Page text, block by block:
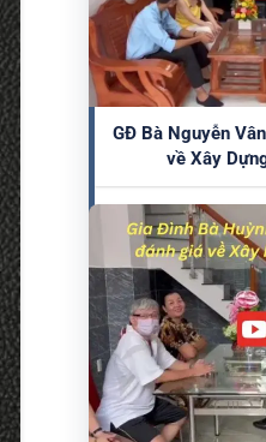
GĐ Bà Nguyễn
về Xây